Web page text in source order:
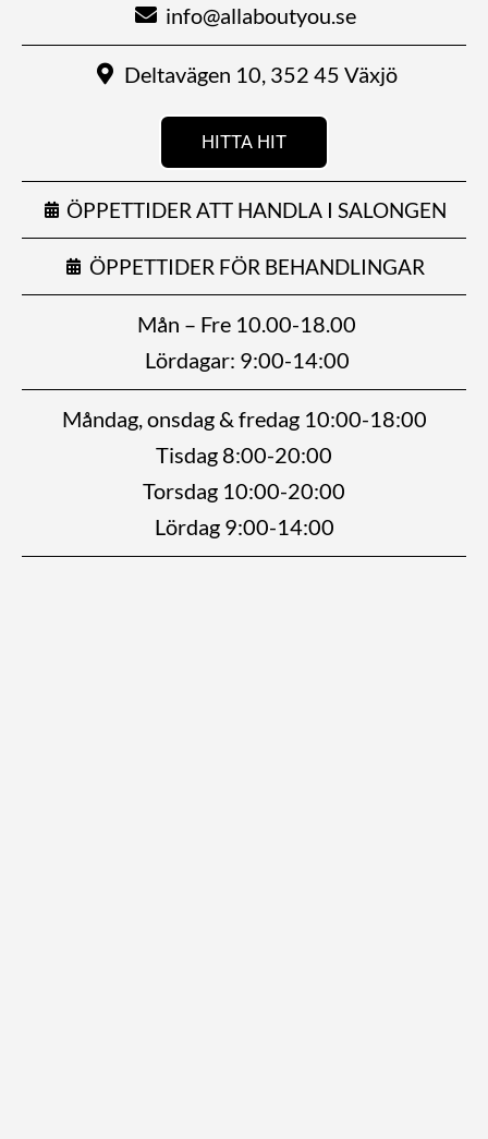
info@allaboutyou.se
Deltavägen 10, 352 45 Växjö
HITTA HIT
ÖPPETTIDER ATT HANDLA I SALONGEN
ÖPPETTIDER FÖR BEHANDLINGAR
Mån – Fre 10.00-18.00
Lördagar: 9:00-14:00
Måndag, onsdag & fredag 10:00-18:00
Tisdag 8:00-20:00
Torsdag 10:00-20:00
Lördag 9:00-14:00